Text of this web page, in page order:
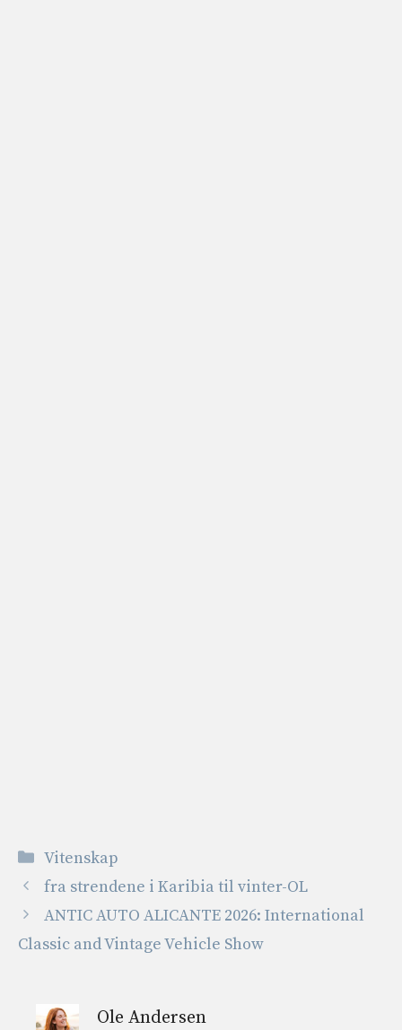
Kategorier
Vitenskap
fra strendene i Karibia til vinter-OL
ANTIC AUTO ALICANTE 2026: International
Classic and Vintage Vehicle Show
Ole Andersen